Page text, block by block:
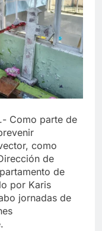
Como parte de
como
de
de
por Karis
jornadas de